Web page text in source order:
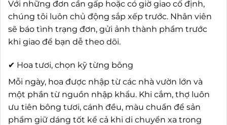
Với những đơn cần gấp hoặc có giờ giao cố định,
chúng tôi luôn chủ động sắp xếp trước. Nhân viên
sẽ báo tình trạng đơn, gửi ảnh thành phẩm trước
khi giao để bạn dễ theo dõi.
✔ Hoa tươi, chọn kỹ từng bông
Mỗi ngày, hoa được nhập từ các nhà vườn lớn và
một phần từ nguồn nhập khẩu. Khi cắm, thợ luôn
ưu tiên bông tươi, cánh đều, màu chuẩn để sản
phẩm giữ dáng tốt kể cả khi di chuyển xa trong